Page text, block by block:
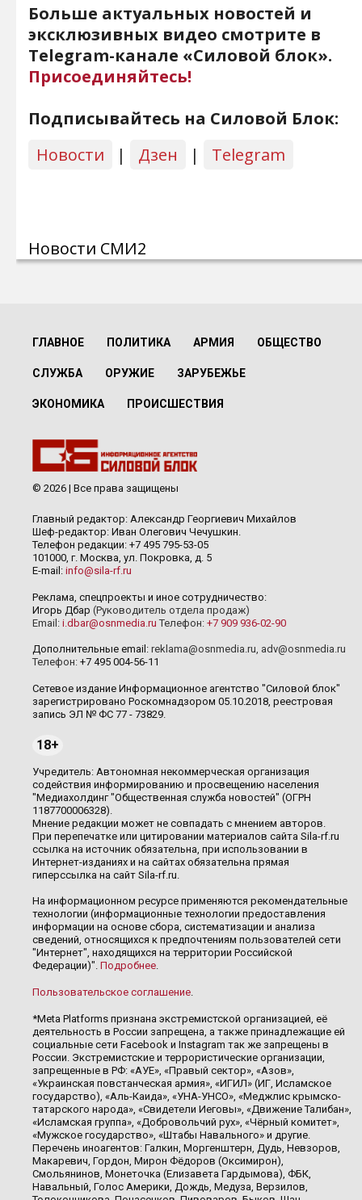
Больше актуальных новостей и
эксклюзивных видео смотрите в
Telegram-канале «Силовой блок».
Присоединяйтесь!
Подписывайтесь на Силовой Блок:
Новости
| Дзен | Telegram
Новости СМИ2
ГЛАВНОЕ ПОЛИТИКА АРМИЯ ОБЩЕСТВО
СЛУЖБА ОРУЖИЕ ЗАРУБЕЖЬЕ
ЭКОНОМИКА ПРОИСШЕСТВИЯ
© 2026 | Все права защищены
Главный редактор: Александр Георгиевич Михайлов
Шеф-редактор: Иван Олегович Чечушкин.
Телефон редакции: +7 495 795-53-05
101000, г. Москва, ул. Покровка, д. 5
E-mail: info@sila-rf.ru
Реклама, спецпроекты и иное сотрудничество:
Игорь Дбар (Руководитель отдела продаж)
Email: i.dbar@osnmedia.ru Телефон: +7 909 936-02-90
Дополнительные email: reklama@osnmedia.ru, adv@osnmedia.ru
Телефон: +7 495 004-56-11
Сетевое издание Информационное агентство "Силовой блок"
зарегистрировано Роскомнадзором 05.10.2018, реестровая
запись ЭЛ № ФС 77 - 73829.
18+
Учредитель: Автономная некоммерческая организация
содействия информированию и просвещению населения
"Медиахолдинг "Общественная служба новостей" (ОГРН
1187700006328).
Мнение редакции может не совпадать с мнением авторов.
При перепечатке или цитировании материалов сайта Sila-rf.ru
ссылка на источник обязательна, при использовании в
Интернет-изданиях и на сайтах обязательна прямая
гиперссылка на сайт Sila-rf.ru.
На информационном ресурсе применяются рекомендательные
технологии (информационные технологии предоставления
информации на основе сбора, систематизации и анализа
сведений, относящихся к предпочтениям пользователей сети
"Интернет", находящихся на территории Российской
Федерации)". Подробнее.
Пользовательское соглашение.
*Meta Platforms признана экстремистской организацией, её
деятельность в России запрещена, а также принадлежащие ей
социальные сети Facebook и Instagram так же запрещены в
России. Экстремистские и террористические организации,
запрещенные в РФ: «АУЕ», «Правый сектор», «Азов»,
«Украинская повстанческая армия», «ИГИЛ» (ИГ, Исламское
государство), «Аль-Каида», «УНА-УНСО», «Меджлис крымско-
татарского народа», «Свидетели Иеговы», «Движение Талибан»,
«Исламская группа», «Добровольчий рух», «Чёрный комитет»,
«Мужское государство», «Штабы Навального» и другие.
Перечень иноагентов: Галкин, Моргенштерн, Дудь, Невзоров,
Макаревич, Гордон, Мирон Фёдоров (Оксимирон),
Смольянинов, Монеточка (Елизавета Гардымова), ФБК,
Навальный, Голос Америки, Дождь, Медуза, Верзилов,